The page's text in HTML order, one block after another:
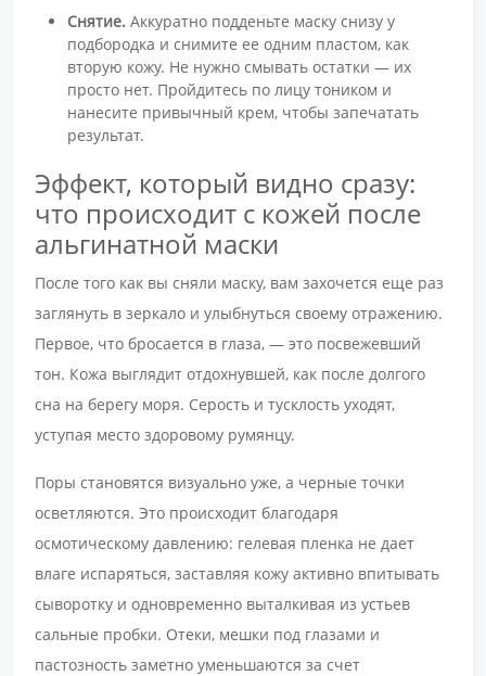
Снятие. Аккуратно подденьте маску снизу у
подбородка и снимите ее одним пластом, как
вторую кожу. Не нужно смывать остатки — их
просто нет. Пройдитесь по лицу тоником и
нанесите привычный крем, чтобы запечатать
результат.
Эффект, который видно сразу:
что происходит с кожей после
альгинатной маски
После того как вы сняли маску, вам захочется еще раз
заглянуть в зеркало и улыбнуться своему отражению.
Первое, что бросается в глаза, — это посвежевший
тон. Кожа выглядит отдохнувшей, как после долгого
сна на берегу моря. Серость и тусклость уходят,
уступая место здоровому румянцу.
Поры становятся визуально уже, а черные точки
осветляются. Это происходит благодаря
осмотическому давлению: гелевая пленка не дает
влаге испаряться, заставляя кожу активно впитывать
сыворотку и одновременно выталкивая из устьев
сальные пробки. Отеки, мешки под глазами и
пастозность заметно уменьшаются за счет